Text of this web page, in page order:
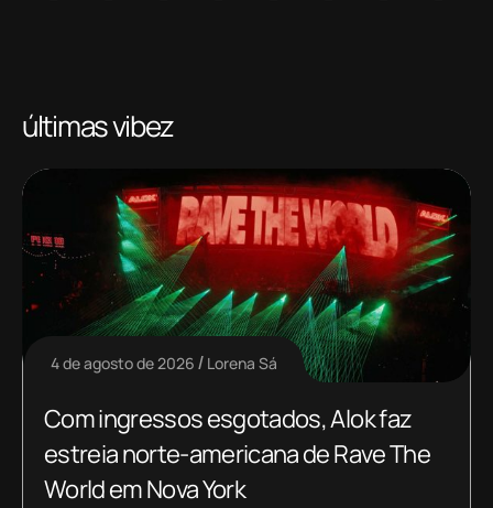
últimas vibez
4 de agosto de 2026 Lorena Sá
Com ingressos esgotados, Alok faz
estreia norte-americana de Rave The
World em Nova York